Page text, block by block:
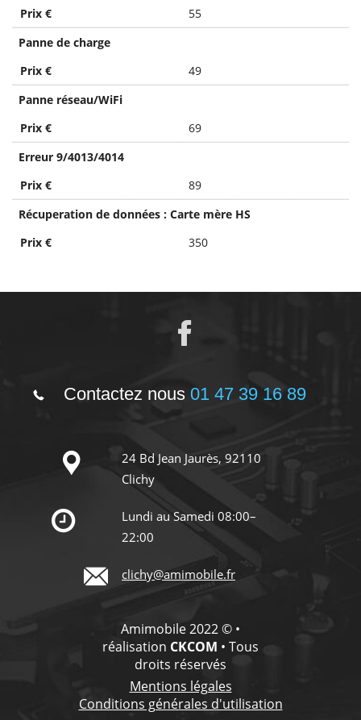
Prix €
55
Panne de charge
Prix €
49
Panne réseau/WiFi
Prix €
69
Erreur 9/4013/4014
Prix €
89
Récuperation de données : Carte mère HS
Prix €
350
Contactez nous 01 47 39 16 89
24 Bd Jean Jaurès, 92110
Clichy
Lundi au Samedi 08:00–
22:00
clichy@amimobile.fr
Amimobile 2022 © •
réalisation CKCOM • Tous
droits réservés
Mentions légales
Conditions générales d'utilisation